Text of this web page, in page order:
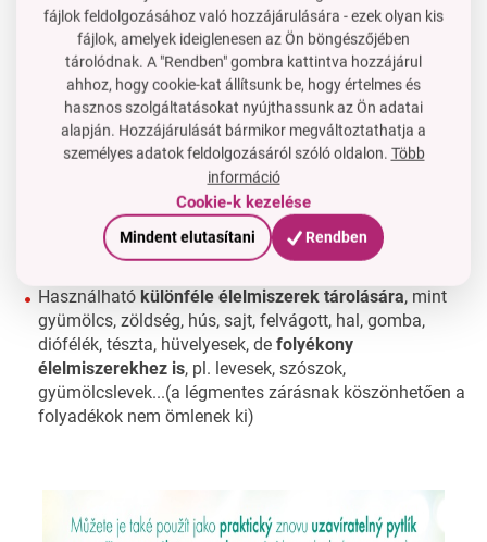
1500 ml-es térfogat
Használható különféle élelmiszerek tárolására, mint
gyümölcs, zöldség, hús, sajt, felvágott, hal, gomba,
diófélék, tészta, hüvelyesek, de folyékony
élelmiszerekhez is, pl. levesek, szószok,
gyümölcslevek...(a légmentes zárásnak köszönhetően a
folyadékok nem ömlenek ki)
fájlok feldolgozásához való hozzájárulására - ezek olyan kis
fájlok, amelyek ideiglenesen az Ön böngészőjében
tárolódnak. A "Rendben" gombra kattintva hozzájárul
ahhoz, hogy cookie-kat állítsunk be, hogy értelmes és
hasznos szolgáltatásokat nyújthassunk az Ön adatai
alapján. Hozzájárulását bármikor megváltoztathatja a
személyes adatok feldolgozásáról szóló oldalon. Több
információ
Cookie-k kezelése
Mindent elutasítani Rendben